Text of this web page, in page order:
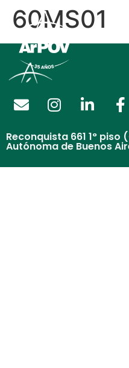
60MS01
Reconquista 661 1° piso
Autónoma de Buenos